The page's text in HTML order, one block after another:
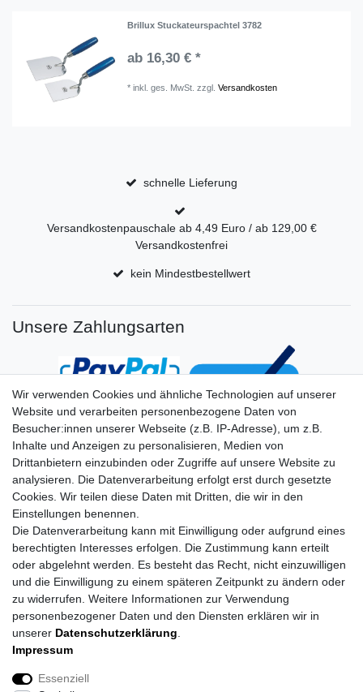
Brillux Stuckateurspachtel 3782
ab 16,30 € *
*inkl. ges. MwSt. zzgl.Versandkosten
schnelle Lieferung
Versandkostenpauschale ab 4,49 Euro / ab 129,00 €
Versandkostenfrei
kein Mindestbestellwert
Unsere Zahlungsarten
Impressum
Wir verwenden Cookies und ähnliche Technologien auf unserer
Website und verarbeiten personenbezogene Daten von
Besucher:innen unserer Webseite (z.B. IP-Adresse), um z.B.
Inhalte und Anzeigen zu personalisieren, Medien von
Drittanbietern einzubinden oder Zugriffe auf unsere Website zu
analysieren. Die Datenverarbeitung erfolgt erst durch gesetzte
Cookies. Wir teilen diese Daten mit Dritten, die wir in den
Einstellungen benennen.
Die Datenverarbeitung kann mit Einwilligung oder aufgrund eines
berechtigten Interesses erfolgen. Die Zustimmung kann erteilt
oder abgelehnt werden. Es besteht das Recht, nicht einzuwilligen
und die Einwilligung zu einem späteren Zeitpunkt zu ändern oder
zu widerrufen. Weitere Informationen zur Verwendung
personenbezogener Daten und den Diensten erklären wir in
unserer Daten­schutz­erklärung
Impressum
Essenziell